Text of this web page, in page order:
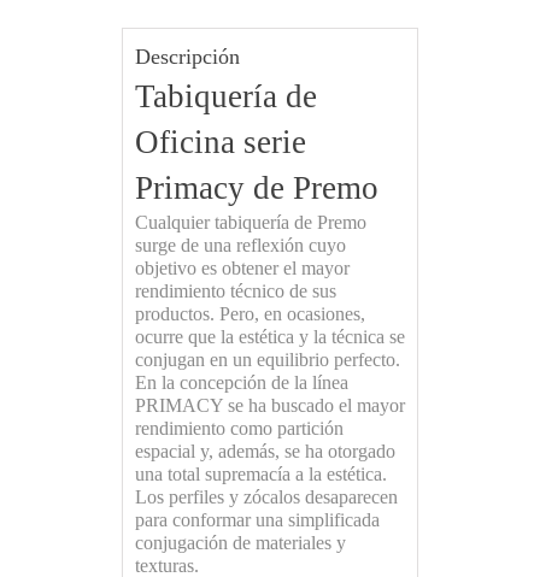
Descripción
Tabiquería de
Oficina serie
Primacy de Premo
Cualquier tabiquería de Premo
surge de una reflexión cuyo
objetivo es obtener el mayor
rendimiento técnico de sus
productos. Pero, en ocasiones,
ocurre que la estética y la técnica se
conjugan en un equilibrio perfecto.
En la concepción de la línea
PRIMACY se ha buscado el mayor
rendimiento como partición
espacial y, además, se ha otorgado
una total supremacía a la estética.
Los perfiles y zócalos desaparecen
para conformar una simplificada
conjugación de materiales y
texturas.